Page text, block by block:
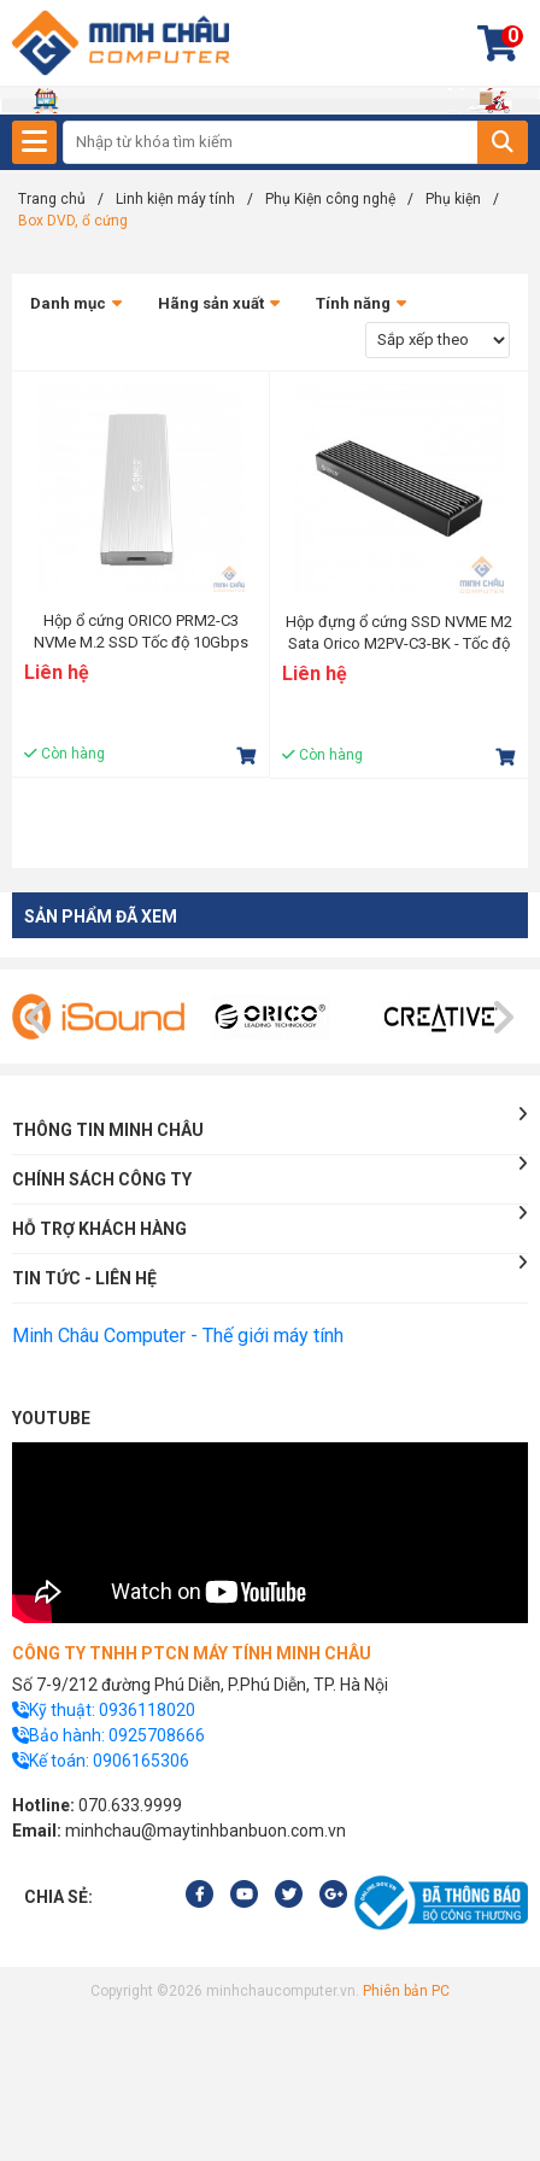
0
Trang chủ / Linh kiện máy tính / Phụ Kiện công nghệ / Phụ kiện
/
Box DVD, ổ cứng
Danh mục Hãng sản xuất Tính năng
Hộp ổ cứng ORICO PRM2-C3
NVMe M.2 SSD Tốc độ 10Gbps
Liên hệ
Còn hàng
Hộp đựng ổ cứng SSD NVME M2
Sata Orico M2PV-C3-BK - Tốc độ
Liên hệ
Còn hàng
SẢN PHẨM ĐÃ XEM
THÔNG TIN MINH CHÂU
CHÍNH SÁCH CÔNG TY
HỖ TRỢ KHÁCH HÀNG
TIN TỨC - LIÊN HỆ
Minh Châu Computer - Thế giới máy tính
YOUTUBE
CÔNG TY TNHH PTCN MÁY TÍNH MINH CHÂU
Số 7-9/212 đường Phú Diễn, P.Phú Diễn, TP. Hà Nội
Kỹ thuật: 0936118020
Bảo hành: 0925708666
Kế toán: 0906165306
Hotline: 070.633.9999
Email: minhchau@maytinhbanbuon.com.vn
CHIA SẺ:
Copyright ©2026 minhchaucomputer.vn. Phiên bản PC